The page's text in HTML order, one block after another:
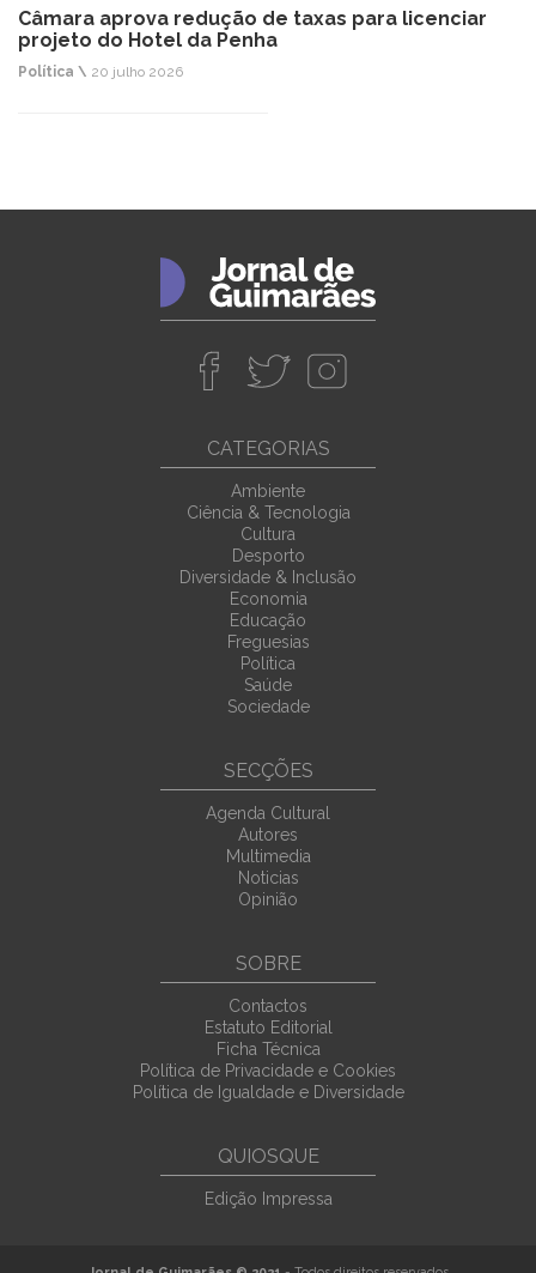
Câmara aprova redução de taxas para licenciar
projeto do Hotel da Penha
Política \ 20 julho 2026
CATEGORIAS
Ambiente
Ciência & Tecnologia
Cultura
Desporto
Diversidade & Inclusão
Economia
Educação
Freguesias
Política
Saúde
Sociedade
SECÇÕES
Agenda Cultural
Autores
Multimedia
Noticias
Opinião
SOBRE
Contactos
Estatuto Editorial
Ficha Técnica
Política de Privacidade e Cookies
Política de Igualdade e Diversidade
QUIOSQUE
Edição Impressa